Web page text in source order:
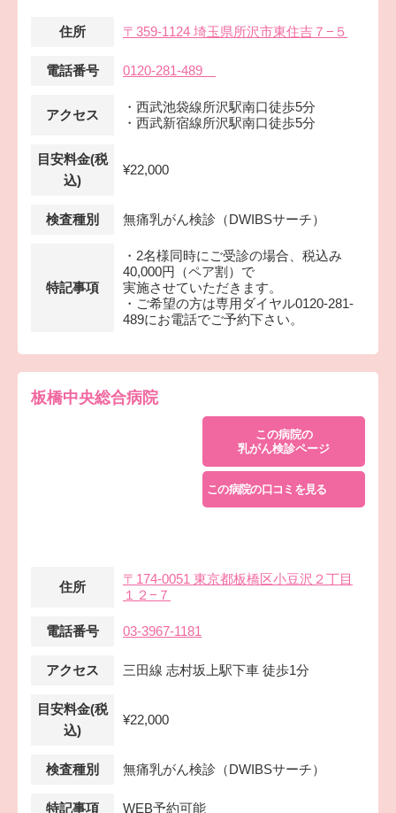
住所 〒359-1124 埼玉県所沢市東住吉７−５
電話番号 0120-281-489
アクセス
・西武池袋線所沢駅南口徒歩5分
・西武新宿線所沢駅南口徒歩5分
目安料金(税
込)
¥22,000
検査種別 無痛乳がん検診（DWIBSサーチ）
特記事項
・2名様同時にご受診の場合、税込み
40,000円（ペア割）で
実施させていただきます。
・ご希望の方は専用ダイヤル0120-281-
489にお電話でご予約下さい。
板橋中央総合病院
この病院の
乳がん検診ページ
この病院の口コミを見る
住所
〒174-0051 東京都板橋区小豆沢２丁目
１２−７
電話番号 03-3967-1181
アクセス 三田線 志村坂上駅下車 徒歩1分
目安料金(税
込)
¥22,000
検査種別 無痛乳がん検診（DWIBSサーチ）
特記事項 WEB予約可能